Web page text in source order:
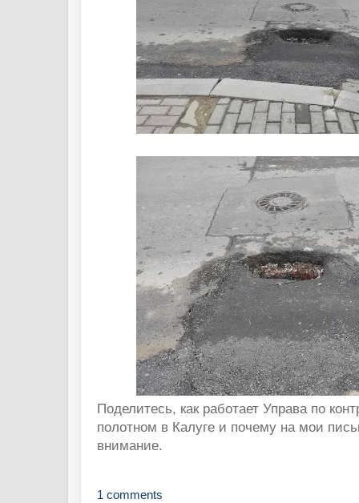
Поделитесь, как работает Управа по
полотном в Калуге и почему на мои
внимание.
1 comments